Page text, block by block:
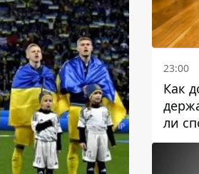
23:00
Как
ли